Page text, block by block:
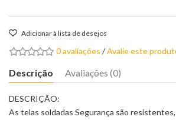
Adicionar à lista de desejos
0 avaliações /Avalie este
Descrição Avaliações (0)
DESCRIÇÃO:
As telas soldadas Segurança são